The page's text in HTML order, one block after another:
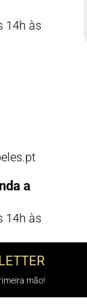
14h às
a
14h às
mão!